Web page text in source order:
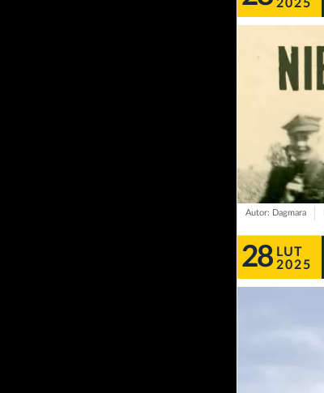
2025
Autor: Dagmara
28 LUT
2025